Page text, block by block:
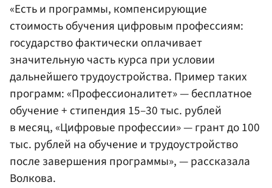
«Есть и программы, компенсирующие
стоимость обучения цифровым профессиям:
государство фактически оплачивает
значительную часть курса при условии
дальнейшего трудоустройства. Пример таких
программ: «Профессионалитет» — бесплатное
обучение + стипендия 15–30 тыс. рублей
в месяц, «Цифровые профессии» — грант до 100
тыс. рублей на обучение и трудоустройство
после завершения программы», — рассказала
Волкова.